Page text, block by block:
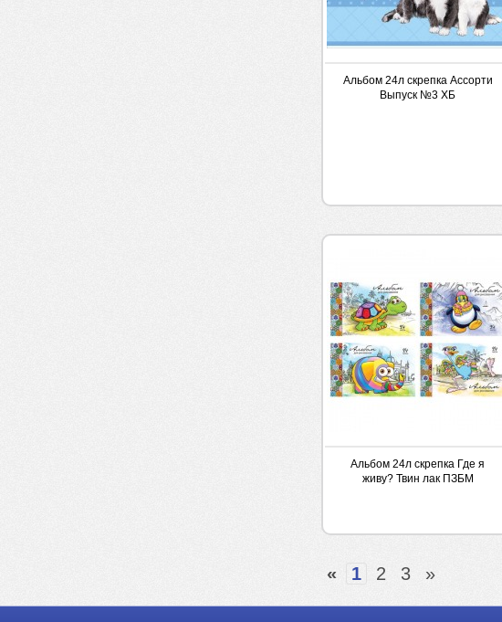
Альбом 24л скрепка Ассорти
Выпуск №3 ХБ
Альбом 24л скрепка Где я
живу? Твин лак ПЗБМ
« 1 2 3 »